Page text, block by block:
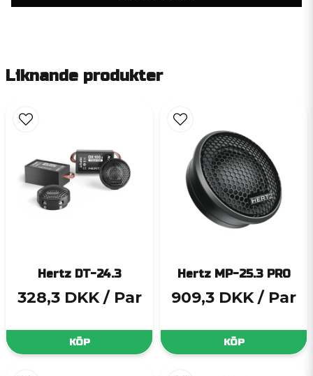
Liknande produkter
Hertz DT-24.3
328,3 DKK / Par
KÖP
Hertz MP-25.3 PRO
909,3 DKK / Par
KÖP